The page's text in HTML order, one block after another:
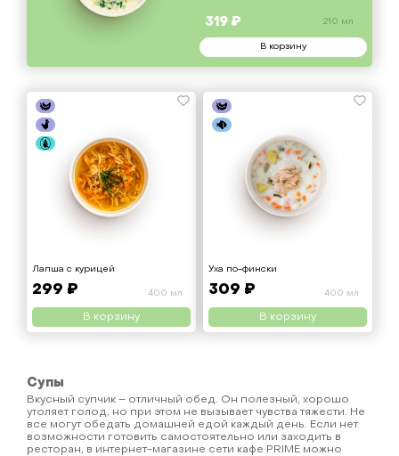
319 ₽ 210 мл
В корзину
Лапша с курицей
299 ₽ 400 мл
В корзину
Уха по-фински
309 ₽ 400 мл
В корзину
Супы
Вкусный супчик – отличный обед. Он полезный, хорошо
утоляет голод, но при этом не вызывает чувства тяжести. Не
все могут обедать домашней едой каждый день. Если нет
возможности готовить самостоятельно или заходить в
ресторан, в интернет-магазине сети кафе PRIME можно